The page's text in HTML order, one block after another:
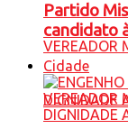
Partido
candidato
Cidade